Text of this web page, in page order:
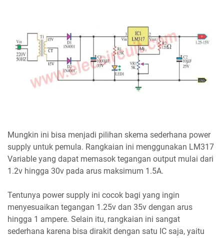
Mungkin ini bisa menjadi pilihan skema sederhana power
supply untuk pemula. Rangkaian ini menggunakan LM317
Variable yang dapat memasok tegangan output mulai dari
1.2v hingga 30v pada arus maksimum 1.5A.
Tentunya power supply ini cocok bagi yang ingin
menyesuaikan tegangan 1.25v dan 35v dengan arus
hingga 1 ampere. Selain itu, rangkaian ini sangat
sederhana karena bisa dirakit dengan satu IC saja, yaitu